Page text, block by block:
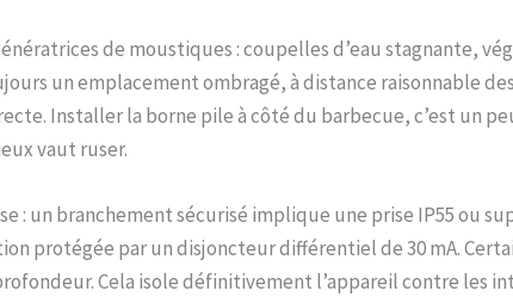
de moustiques : coupelles d’eau stagnante,
un emplacement ombragé, à distance raisonnable
Installer la borne pile à côté du barbecue, c’est un
vaut ruser.
: un branchement sécurisé implique une prise IP55 ou
protégée par un disjoncteur différentiel de 30 mA.
Cela isole définitivement l’appareil contre les